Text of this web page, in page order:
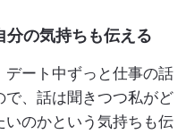
分の気持ちも伝える
ート中ずっと仕事の話
、話は聞きつつ私がど
いのかという気持ちも伝